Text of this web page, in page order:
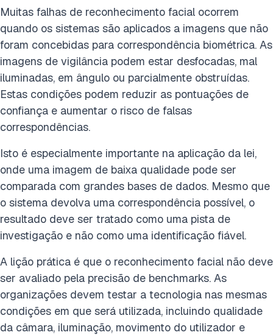
Muitas falhas de reconhecimento facial ocorrem
quando os sistemas são aplicados a imagens que não
foram concebidas para correspondência biométrica. As
imagens de vigilância podem estar desfocadas, mal
iluminadas, em ângulo ou parcialmente obstruídas.
Estas condições podem reduzir as pontuações de
confiança e aumentar o risco de falsas
correspondências.
Isto é especialmente importante na aplicação da lei,
onde uma imagem de baixa qualidade pode ser
comparada com grandes bases de dados. Mesmo que
o sistema devolva uma correspondência possível, o
resultado deve ser tratado como uma pista de
investigação e não como uma identificação fiável.
A lição prática é que o reconhecimento facial não deve
ser avaliado pela precisão de benchmarks. As
organizações devem testar a tecnologia nas mesmas
condições em que será utilizada, incluindo qualidade
da câmara, iluminação, movimento do utilizador e